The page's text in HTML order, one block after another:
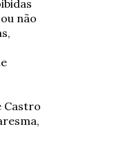
não
Castro